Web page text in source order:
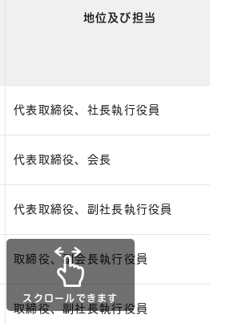
地位及び担当
代表取締役、社長執行役員
代表取締役、会長
代表取締役、副社長執行役員
取締役、副会長執行役員
取締役、副社長執行役員
スクロールできます